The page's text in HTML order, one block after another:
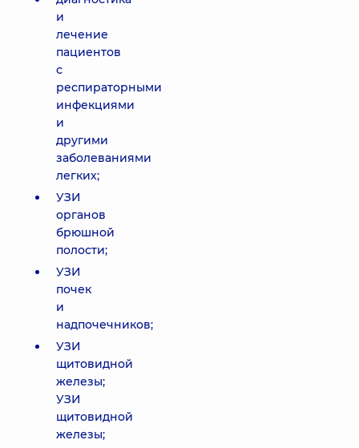
и
лечение
пациентов
с
респираторными
инфекциями
и
другими
заболеваниями
легких;
УЗИ
органов
брюшной
полости;
УЗИ
почек
и
надпочечников;
УЗИ
щитовидной
железы;
УЗИ
щитовидной
железы;